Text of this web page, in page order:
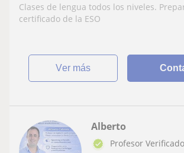
Clases de lengua todos los niveles.
certificado de la ESO
ver más
Alberto
Profesor Verificado